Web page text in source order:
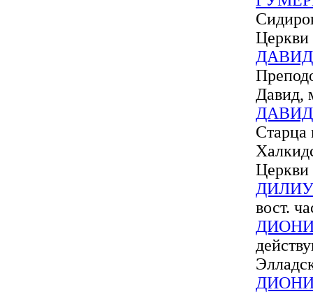
Церкви
Давид,
Церкви
ДИЛИУ
вост.